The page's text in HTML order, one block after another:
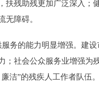
扶残助残更加广泛深入；
无障碍。
的能力明显增强。建设
；社会公众服务业增强为
洁”的残疾人工作者队伍